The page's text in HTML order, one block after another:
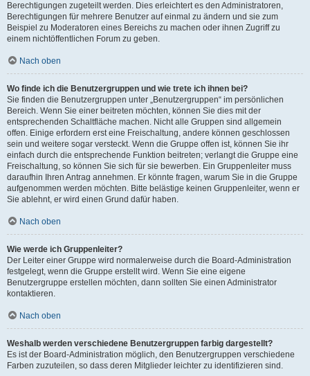
Berechtigungen zugeteilt werden. Dies erleichtert es den Administratoren,
Berechtigungen für mehrere Benutzer auf einmal zu ändern und sie zum
Beispiel zu Moderatoren eines Bereichs zu machen oder ihnen Zugriff zu
einem nichtöffentlichen Forum zu geben.
Nach oben
Wo finde ich die Benutzergruppen und wie trete ich ihnen bei?
Sie finden die Benutzergruppen unter „Benutzergruppen“ im persönlichen
Bereich. Wenn Sie einer beitreten möchten, können Sie dies mit der
entsprechenden Schaltfläche machen. Nicht alle Gruppen sind allgemein
offen. Einige erfordern erst eine Freischaltung, andere können geschlossen
sein und weitere sogar versteckt. Wenn die Gruppe offen ist, können Sie ihr
einfach durch die entsprechende Funktion beitreten; verlangt die Gruppe eine
Freischaltung, so können Sie sich für sie bewerben. Ein Gruppenleiter muss
daraufhin Ihren Antrag annehmen. Er könnte fragen, warum Sie in die Gruppe
aufgenommen werden möchten. Bitte belästige keinen Gruppenleiter, wenn er
Sie ablehnt, er wird einen Grund dafür haben.
Nach oben
Wie werde ich Gruppenleiter?
Der Leiter einer Gruppe wird normalerweise durch die Board-Administration
festgelegt, wenn die Gruppe erstellt wird. Wenn Sie eine eigene
Benutzergruppe erstellen möchten, dann sollten Sie einen Administrator
kontaktieren.
Nach oben
Weshalb werden verschiedene Benutzergruppen farbig dargestellt?
Es ist der Board-Administration möglich, den Benutzergruppen verschiedene
Farben zuzuteilen, so dass deren Mitglieder leichter zu identifizieren sind.